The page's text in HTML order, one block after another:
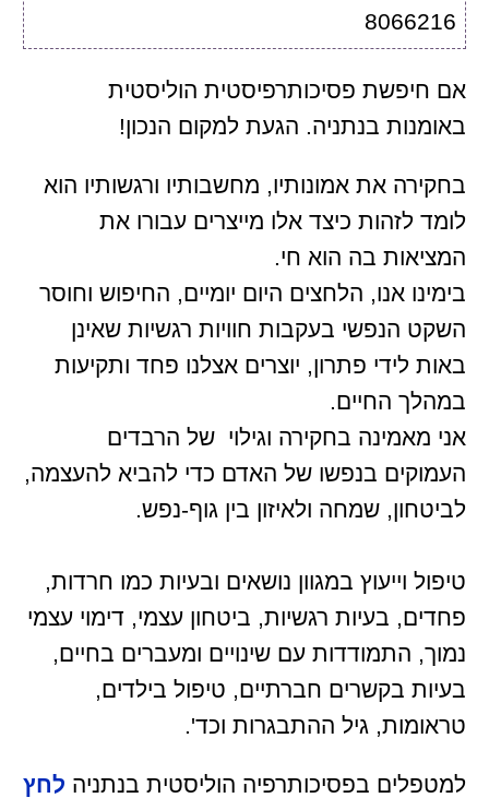
8066216
אם חיפשת פסיכותרפיסטית הוליסטית
באומנות בנתניה. הגעת למקום הנכון!
בחקירה את אמונותיו, מחשבותיו ורגשותיו הוא
לומד לזהות כיצד אלו מייצרים עבורו את
המציאות בה הוא חי.
בימינו אנו, הלחצים היום יומיים, החיפוש וחוסר
השקט הנפשי בעקבות חוויות רגשיות שאינן
באות לידי פתרון, יוצרים אצלנו פחד ותקיעות
במהלך החיים.
אני מאמינה בחקירה וגילוי של הרבדים
העמוקים בנפשו של האדם כדי להביא להעצמה,
לביטחון, שמחה ולאיזון בין גוף-נפש.
טיפול וייעוץ במגוון נושאים ובעיות כמו חרדות,
פחדים, בעיות רגשיות, ביטחון עצמי, דימוי עצמי
נמוך, התמודדות עם שינויים ומעברים בחיים,
בעיות בקשרים חברתיים, טיפול בילדים,
טראומות, גיל ההתבגרות וכד'.
למטפלים בפסיכותרפיה הוליסטית בנתניה לחץ